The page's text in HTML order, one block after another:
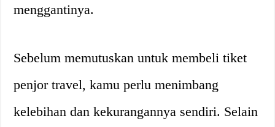
menggantinya.
Sebelum memutuskan untuk membeli tiket
penjor travel, kamu perlu menimbang
kelebihan dan kekurangannya sendiri. Selain